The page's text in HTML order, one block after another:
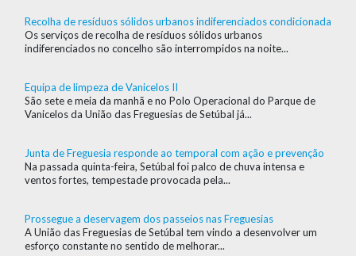
Recolha de resíduos sólidos urbanos indiferenciados condicionada
Os serviços de recolha de resíduos sólidos urbanos
indiferenciados no concelho são interrompidos na noite...
Equipa de limpeza de Vanicelos II
São sete e meia da manhã e no Polo Operacional do Parque de
Vanicelos da União das Freguesias de Setúbal já...
Junta de Freguesia responde ao temporal com ação e prevenção
Na passada quinta-feira, Setúbal foi palco de chuva intensa e
ventos fortes, tempestade provocada pela...
Prossegue a deservagem dos passeios nas Freguesias
A União das Freguesias de Setúbal tem vindo a desenvolver um
esforço constante no sentido de melhorar...